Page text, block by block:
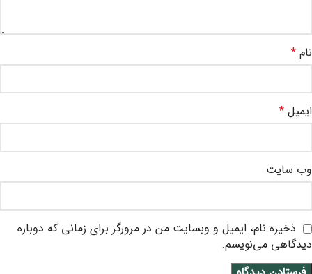
نام *
ایمیل *
وب‌ سایت
ذخیره نام، ایمیل و وبسایت من در مرورگر برای زمانی که دوباره
دیدگاهی می‌نویسم.